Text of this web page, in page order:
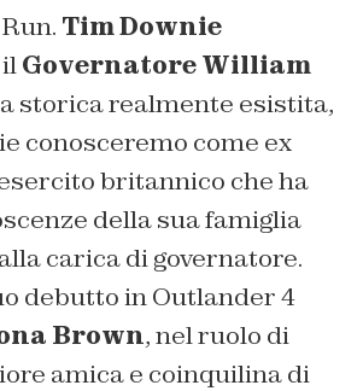
Tim Downie
Governatore William
storica realmente esistita,
conosceremo come ex
britannico che ha
della sua famiglia
carica di governatore.
debutto in Outlander 4
Brown, nel ruolo di
amica e coinquilina di